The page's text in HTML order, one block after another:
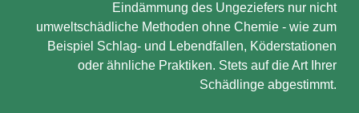
Eindämmung des Ungeziefers nur nicht
umweltschädliche Methoden ohne Chemie - wie zum
Beispiel Schlag- und Lebendfallen, Köderstationen
oder ähnliche Praktiken. Stets auf die Art Ihrer
Schädlinge abgestimmt.